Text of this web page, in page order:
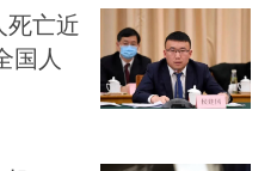
死亡近
国人